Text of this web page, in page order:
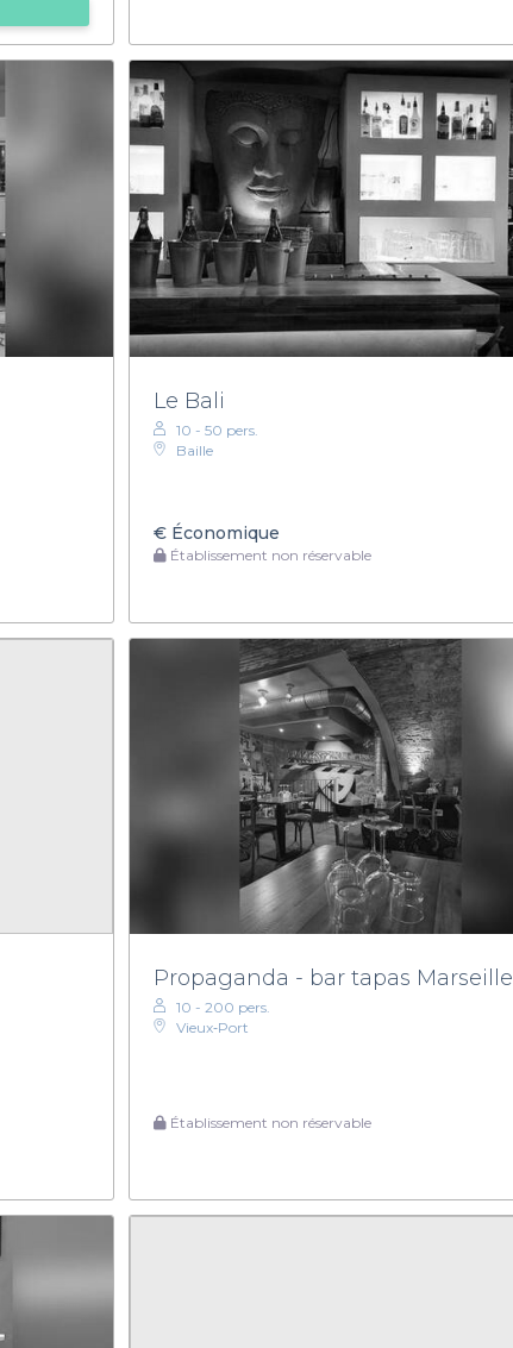
Le Bali
10 - 50 pers.
Baille
€Économique
Établissement non réservable
Propaganda - bar tapas Marseille
10 - 200 pers.
Vieux‑Port
Établissement non réservable